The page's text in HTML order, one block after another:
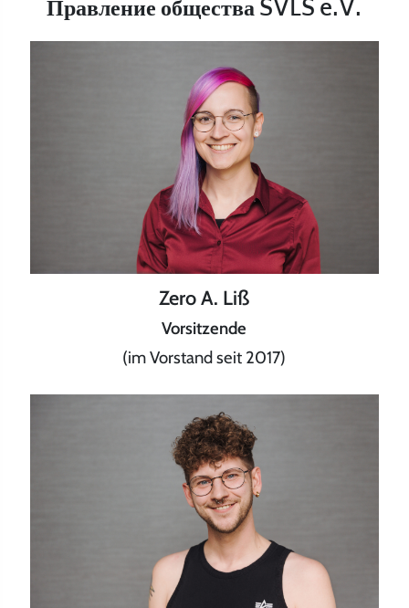
Правление общества SVLS e.V.
Zero A. Liß
Vorsitzende
(im Vorstand seit 2017)